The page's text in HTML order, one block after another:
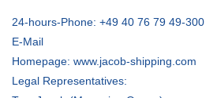
24-hours-Phone: +49 40 76 79 49-300
E-Mail
Homepage: www.jacob-shipping.com
Legal Representatives: